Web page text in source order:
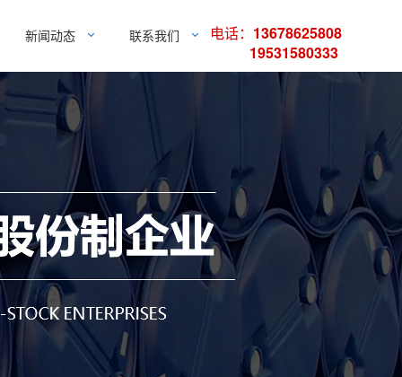
新闻动态 联系我们 电话： 13678625808
19531580333